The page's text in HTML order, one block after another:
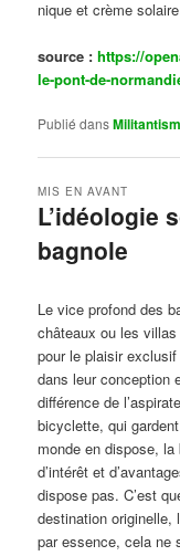
nique et crème
source :https://
le-pont-de-
Publié dans
L’idéologie
bagnole
MIS EN AVANT
Le vice profond des
châteaux ou les
pour le plaisir
dans leur conception
différence de
bicyclette, qui
monde en dispose,
d’intérêt et
dispose pas. C’est
destination originelle,
par essence, cela ne